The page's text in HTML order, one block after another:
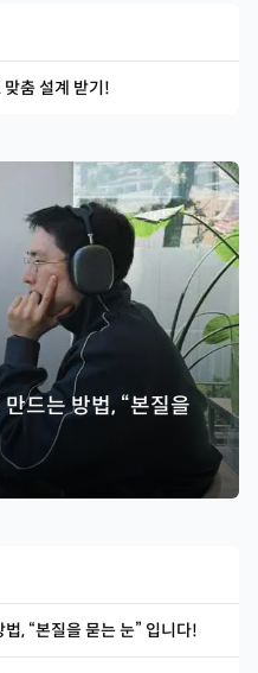
춤 설계 받기!
드는 방법, “본질을
, “본질을 묻는 눈” 입니다!